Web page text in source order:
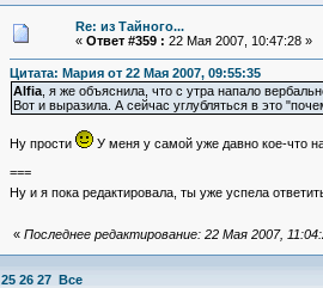
Re: из Тайного...
« Ответ #359 : 22 Мая 2007, 10:47:28 »
Цитата: Мария от 22 Мая 2007, 09:55:35
Alfia, я же объяснила, что с утра напало
Вот и выразила. А сейчас углубляться в это
Ну прости
У меня у самой уже давно кое-что
===
Ну и я пока редактировала, ты уже успела
« Последнее редактирование: 22 Мая 2007,
25 26 27 Все